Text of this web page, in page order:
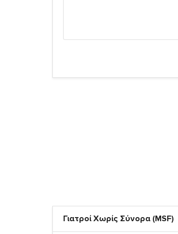
Γιατροί Χωρίς Σύνορα (MSF)